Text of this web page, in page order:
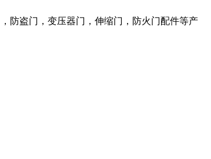
防盗门，变压器门，伸缩门，防火门配件等产